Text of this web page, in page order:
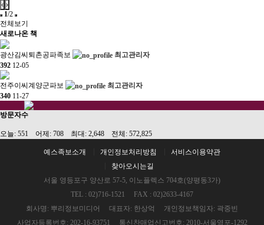
‹ ›
1/2
전체보기
새로나온 책
광산김씨퇴촌공파족보
최고관리자
392 12-05
전주이씨계양군파보
최고관리자
340 11-27
방문자수
오늘: 551 어제: 708 최대: 2,648 전체: 572,825
예스족보소개 개인정보처리방침
서비스이용약관
찾아오시는길
서울 영등포구 양산로 57-5, 이노플렉스 704호(양평동3가)
TEL : 02)716-1521 FAX : 02)2633-4167
회사명: 뿌리정보미디어 대표자: 한상억 개인정보책임자: 곽중빈
사업자등록번호: 202-16-93751 통신찬매업신고번호: 2010-서울영포-1292